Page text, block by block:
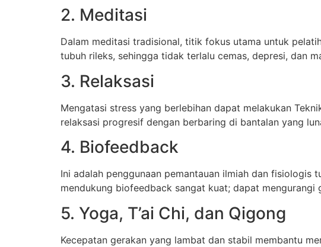
2. Meditasi
Dalam meditasi tradisional, titik fokus utama untuk
tubuh rileks, sehingga tidak terlalu cemas, depresi, dan
3. Relaksasi
Mengatasi stress yang berlebihan dapat melakukan
relaksasi progresif dengan berbaring di bantalan yang
4. Biofeedback
Ini adalah penggunaan pemantauan ilmiah dan fisiologis
mendukung biofeedback sangat kuat; dapat
5. Yoga, T’ai Chi, dan Qigong
Kecepatan gerakan yang lambat dan stabil membantu